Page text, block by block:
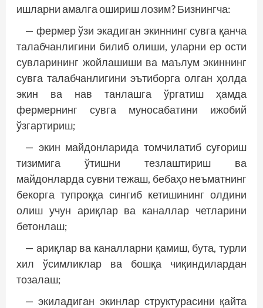
ишларни амалга ошириш лозим? Бизнингча:
— фермер ўзи экадиган экиннинг сувга қанча
талабчанлигини билиб олиши, уларни ер ости
сувларининг жойлашиши ва маълум экиннинг
сувга талабчанлигини эътиборга олган ҳолда
экин ва нав танлашга ўргатиш ҳамда
фермернинг сувга муносабатини ижобий
ўзгартириш;
— экин майдонларида томчилатиб суғориш
тизимига ўтишни тезлаштириш ва
майдонларда сувни тежаш, бебаҳо неъматнинг
бекорга тупроққа сингиб кетишининг олдини
олиш учун ариқлар ва каналлар четларини
бетонлаш;
— ариқлар ва каналларни қамиш, бута, турли
хил ўсимликлар ва бошқа чиқиндилардан
тозалаш;
— экиладиган экинлар структурасини қайта